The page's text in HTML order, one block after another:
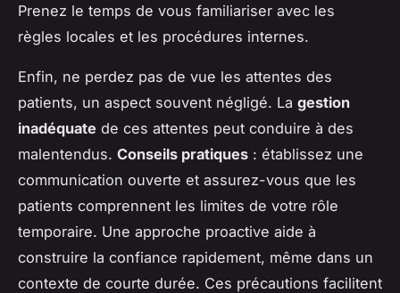
Prenez le temps de vous familiariser avec les
règles locales et les procédures internes.
Enfin, ne perdez pas de vue les attentes des
patients, un aspect souvent négligé. La gestion
inadéquate de ces attentes peut conduire à des
malentendus. Conseils pratiques : établissez une
communication ouverte et assurez-vous que les
patients comprennent les limites de votre rôle
temporaire. Une approche proactive aide à
construire la confiance rapidement, même dans un
contexte de courte durée. Ces précautions facilitent